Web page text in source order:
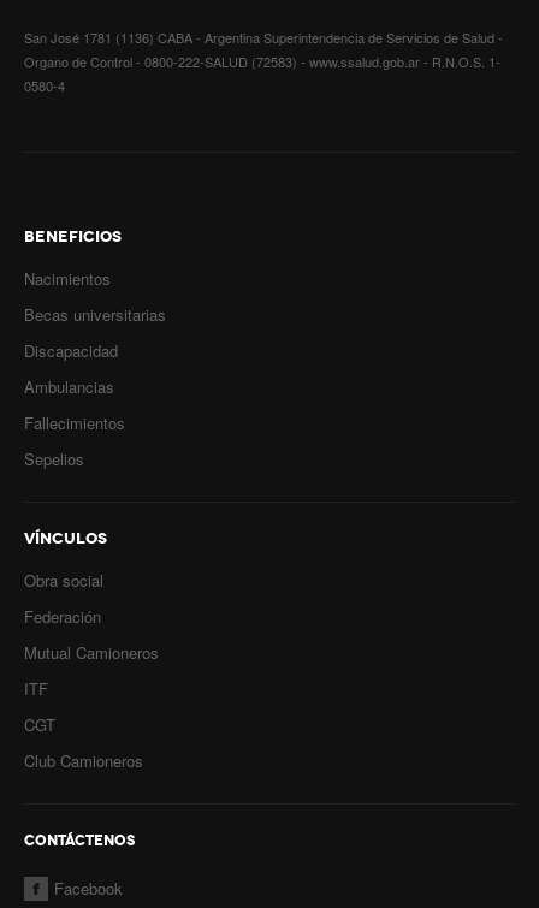
San José 1781 (1136) CABA - Argentina Superintendencia de Servicios de Salud -
Organo de Control - 0800-222-SALUD (72583) - www.ssalud.gob.ar - R.N.O.S. 1-
0580-4
BENEFICIOS
Nacimientos
Becas universitarias
Discapacidad
Ambulancias
Fallecimientos
Sepelios
VÍNCULOS
Obra social
Federación
Mutual Camioneros
ITF
CGT
Club Camioneros
CONTÁCTENOS
Facebook